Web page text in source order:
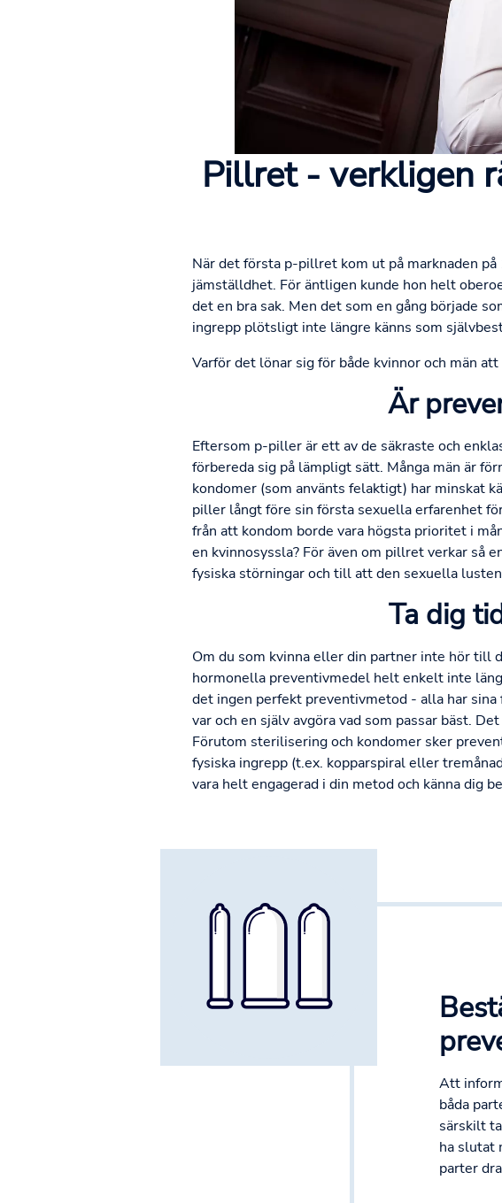
Pillret - verkligen
När det första p-pillret kom ut på marknaden
jämställdhet. För äntligen kunde hon helt
det en bra sak. Men det som en gång började
ingrepp plötsligt inte längre känns som
Varför det lönar sig för både kvinnor och män
Är
Eftersom p-piller är ett av de säkraste och
förbereda sig på lämpligt sätt. Många män är
kondomer (som använts felaktigt) har minskat
piller långt före sin första sexuella erfarenhet
från att kondom borde vara högsta prioritet i
en kvinnosyssla? För även om pillret verkar så
fysiska störningar och till att den sexuella
Ta dig
Om du som kvinna eller din partner inte hör till
hormonella preventivmedel helt enkelt inte
det ingen perfekt preventivmetod - alla har
var och en själv avgöra vad som passar bäst.
Förutom sterilisering och kondomer sker
fysiska ingrepp (t.ex. kopparspiral eller
vara helt engagerad i din metod och känna dig
Att
båda
särskilt
ha slutat
parter